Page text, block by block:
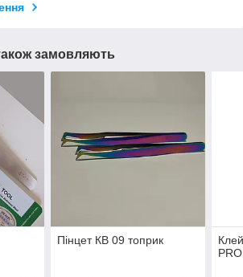
замовляють
Пінцет КВ 09 топрик